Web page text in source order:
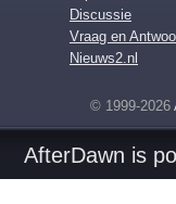
Discussie
Vraag en
Nieuws2.nl
© 1999-2026
AfterDawn is